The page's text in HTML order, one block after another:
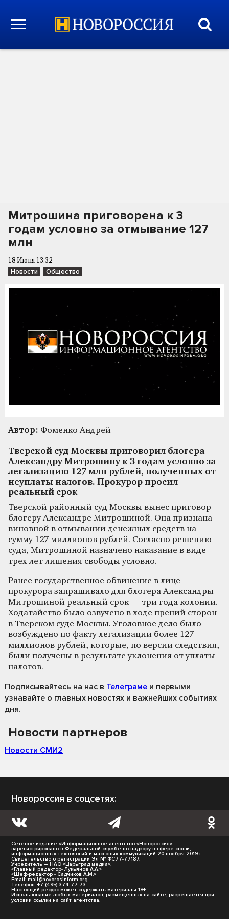
Митрошина приговорена к 3
годам условно за отмывание 127
млн
18 Июня 13:32
Новости Общество
Автор: Фоменко Андрей
Тверской суд Москвы приговорил блогера
Александру Митрошину к 3 годам условно за
легализацию 127 млн рублей, полученных от
неуплаты налогов. Прокурор просил
реальный срок
Тверской районный суд Москвы вынес приговор
блогеру Александре Митрошиной. Она признана
виновной в отмывании денежных средств на
сумму 127 миллионов рублей. Согласно решению
суда, Митрошиной назначено наказание в виде
трех лет лишения свободы условно.
Ранее государственное обвинение в лице
прокурора запрашивало для блогера Александры
Митрошиной реальный срок — три года колонии.
Ходатайство было озвучено в ходе прений сторон
в Тверском суде Москвы. Уголовное дело было
возбуждено по факту легализации более 127
миллионов рублей, которые, по версии следствия,
были получены в результате уклонения от уплаты
налогов.
Подписывайтесь на нас в Телеграме и первыми
узнавайте о главных новостях и важнейших событиях
дня.
Новости партнеров
Новости СМИ2
Новороссия в соцсетях:
Сетевое издание «Информационное агентство «Новороссия»
зарегистрировано в Федеральной службе по надзору в сфере связи,
информационных технологий и массовых коммуникаций 20 ноября 2019 г.
Свидетельство о регистрации Эл № ФС77-77187.
Учредитель — НАО «Царьград медиа».
«Главный редактор- Лукьянов А.А.»
«Шеф-редактор - Садчиков А.М.»
Email: mail@novorosinform.org
Телефон: +7 (495) 374-77-73
Настоящий ресурс может содержать материалы 18+.
Использование любых материалов, размещённых на сайте, разрешается при
условии ссылки на сайт агентства.